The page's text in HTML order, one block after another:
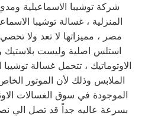
شركة توشيبا الاسماعيلية
المنزلية ، غسالة توشيبا
مصر ، مميزاتها لا تعد ولا
استلس اصلية وليست بلاستيك
الاوتوماتيك ، تتحمل غسالة
الملابس وذلك لأن الموتور
الموجودة في سوق الغسالات
بسرعة عاليه جداً قد تصل الي